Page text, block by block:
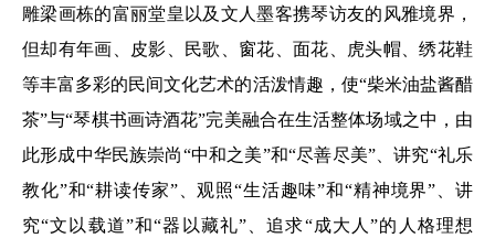
雕梁画栋的富丽堂皇以及文人墨客携琴访友的风雅境界，
但却有年画、皮影、民歌、窗花、面花、虎头帽、绣花鞋
等丰富多彩的民间文化艺术的活泼情趣，使“柴米油盐酱醋
茶”与“琴棋书画诗酒花”完美融合在生活整体场域之中，由
此形成中华民族崇尚“中和之美”和“尽善尽美”、讲究“礼乐
教化”和“耕读传家”、观照“生活趣味”和“精神境界”、讲
究“文以载道”和“器以藏礼”、追求“成大人”的人格理想